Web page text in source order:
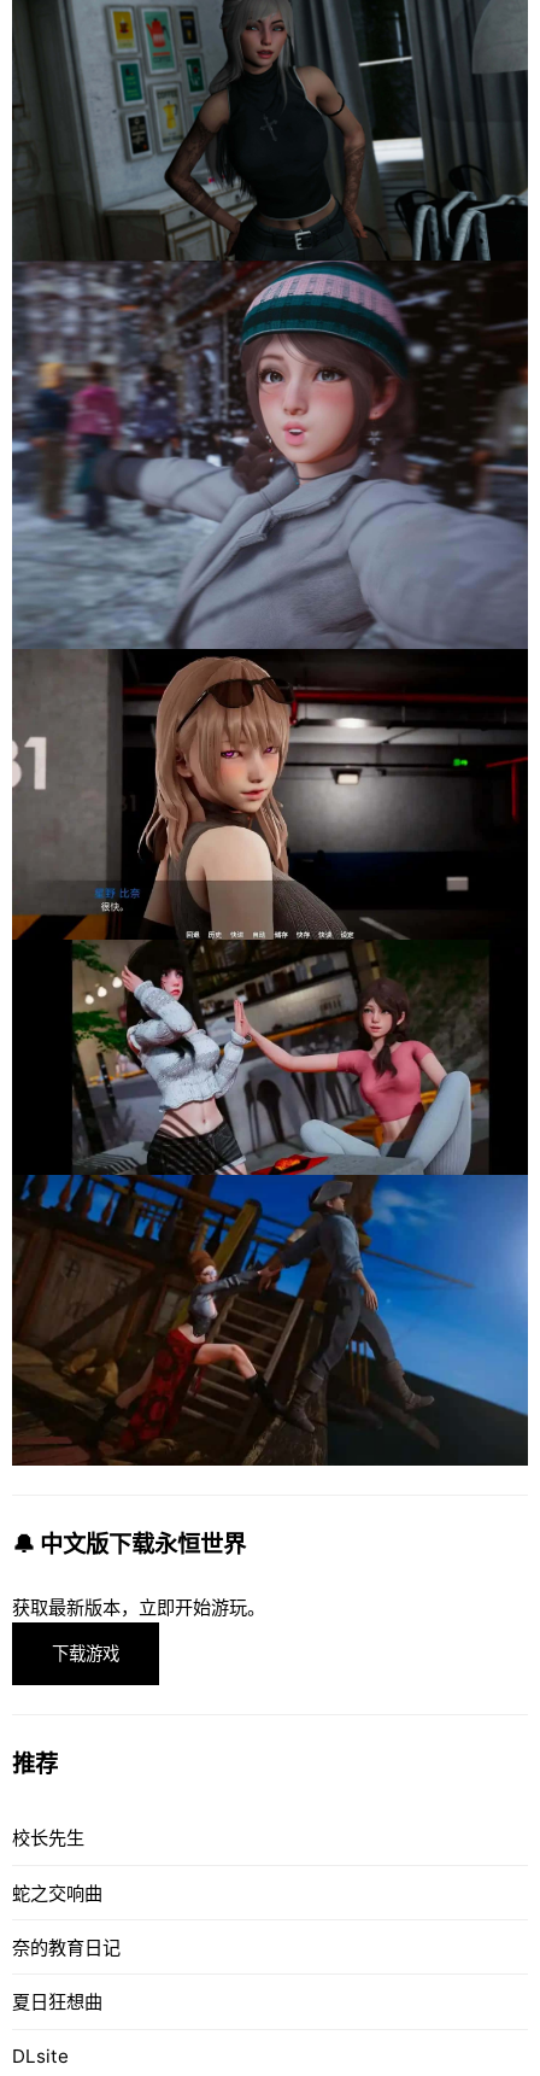
🔔 中文版下载永恒世界
获取最新版本，立即开始游玩。
下载游戏
推荐
校长先生
蛇之交响曲
奈的教育日记
夏日狂想曲
DLsite